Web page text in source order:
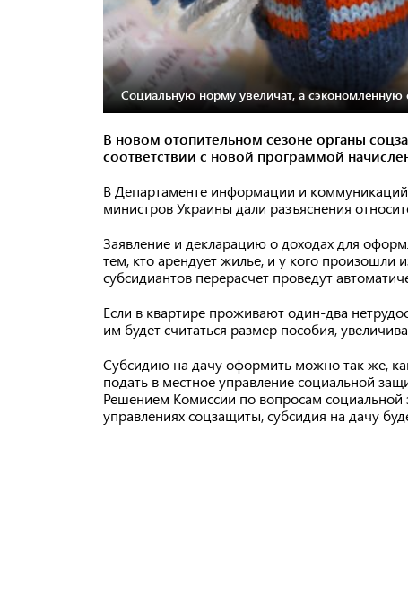
Социальную норму увеличат, а сэкономленную
В новом отопительном сезоне органы
соответствии с новой программой
В Департаменте информации и
министров Украины дали разъяснения
Заявление и декларацию о доходах для
тем, кто арендует жилье, и у кого произошли
субсидиантов перерасчет проведут
Если в квартире проживают один-два
им будет считаться размер пособия,
Субсидию на дачу оформить можно так же,
подать в местное управление социальной
Решением Комиссии по вопросам
управлениях соцзащиты, субсидия на дачу